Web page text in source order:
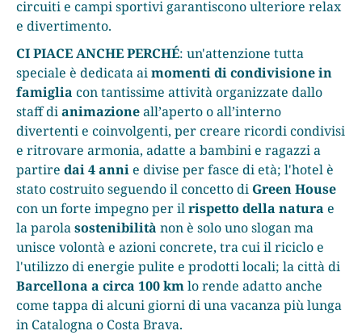
circuiti e campi sportivi garantiscono ulteriore relax
e divertimento.
CI PIACE ANCHE PERCHÉ: un'attenzione tutta
speciale è dedicata aimomenti di condivisione in
famiglia con tantissime attività organizzate dallo
staff dianimazioneall’aperto o all’interno
divertenti e coinvolgenti, per creare ricordi condivisi
e ritrovare armonia, adatte a bambini e ragazzi a
partire dai 4 annie divise per fasce di età; l'hotel è
stato costruito seguendo il concetto diGreen House
con un forte impegno per ilrispetto della natura e
la parolasostenibilità non è solo uno slogan ma
unisce volontà e azioni concrete, tra cui il riciclo e
l'utilizzo di energie pulite e prodotti locali; la città di
Barcellona a circa 100 kmlo rende adatto anche
come tappa di alcuni giorni di una vacanza più lunga
in Catalogna o Costa Brava.